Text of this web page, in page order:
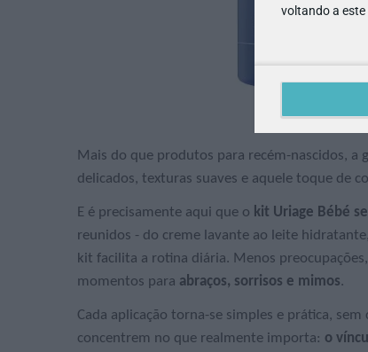
voltando a
Mais do que produtos para recém-nascidos, a
delicados, texturas suaves e aquele toque de
E é precisamente aqui que o kit Uriage Bébé
reunidos - do creme lavante ao leite
kit facilita a rotina diária. Menos
momentos para abraços, sorrisos e mimos.
Cada aplicação torna-se simples e prática,
concentrem no que realmente importa: o